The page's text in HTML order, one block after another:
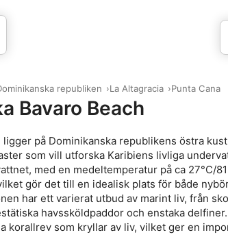
republiken La Altagracia Punta Cana
Bavaro Beach
ligger på Dominikanska republikens östra
som vill utforska Karibiens livliga
med en medeltemperatur på ca 27°C/
gör det till en idealisk plats för både
har ett varierat utbud av marint liv, från
havssköldpaddor och enstaka
korallrev som kryllar av liv, vilket ger en